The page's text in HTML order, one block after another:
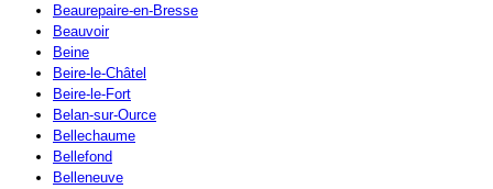
Beaurepaire-en-Bresse
Beauvoir
Beine
Beire-le-Châtel
Beire-le-Fort
Belan-sur-Ource
Bellechaume
Bellefond
Belleneuve